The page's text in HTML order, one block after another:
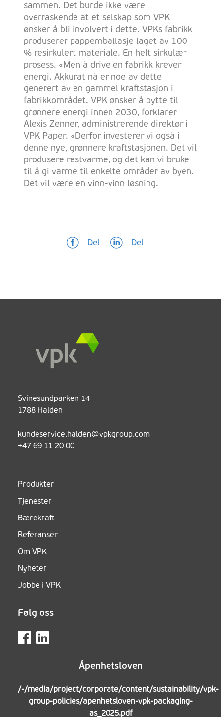
sammen. Det burde ikke være
overraskende at et selskap som VPK
ønsker å bli involvert i dette. VPKs fabrikk
produserer pappemballasje laget av 100
% resirkulert materiale. En helt sirkulær
prosess. «Men å drive en fabrikk krever
energi. Akkurat nå er noe av dette
generert av en gammel kraftstasjon i
fabrikkområdet. VPK ønsker å bytte til
grønnere energi innen 2030, forklarer
Alexis Zenner, administrerende direktør i
VPK Paper. «Derfor investerer vi også i
denne nye, grønnere kraftstasjonen. Det vil
produsere restvarme, og det kan vi bruke
til å gi varme til enkelte områder av byen.
Det vil være en vinn-vinn løsning.
Del Del
Svinesundparken 14
1788 Halden
kundeservice.halden@vpkgroup.com
+47 69 11 20 00
Produkter
Tjenester
Bærekraft
Referanser
Om VPK
Nyheter
Jobbe i VPK
Følg oss
Åpenhetsloven
/-/media/project/corporate/content/sustainability/vpk-
group-policies/apenhetsloven-vpk-packaging-
as_2025.pdf